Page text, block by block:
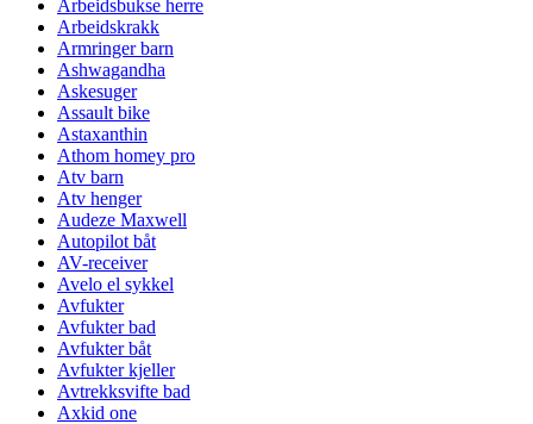
Arbeidsbukse herre
Arbeidskrakk
Armringer barn
Ashwagandha
Askesuger
Assault bike
Astaxanthin
Athom homey pro
Atv barn
Atv henger
Audeze Maxwell
Autopilot båt
AV-receiver
Avelo el sykkel
Avfukter
Avfukter bad
Avfukter båt
Avfukter kjeller
Avtrekksvifte bad
Axkid one